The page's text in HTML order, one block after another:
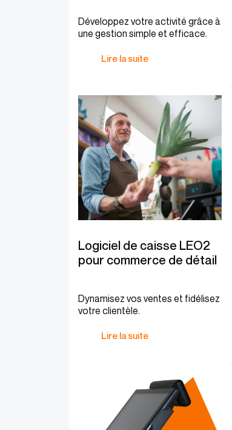
Développez votre activité grâce à
une gestion simple et efficace.
Lire la suite
Logiciel de caisse LEO2
pour commerce de détail
Dynamisez vos ventes et fidélisez
votre clientèle.
Lire la suite